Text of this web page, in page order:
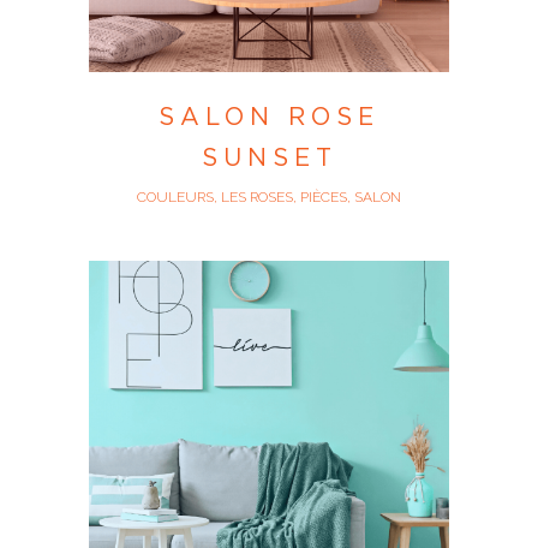
SALON ROSE
SUNSET
COULEURS, LES ROSES, PIÈCES, SALON